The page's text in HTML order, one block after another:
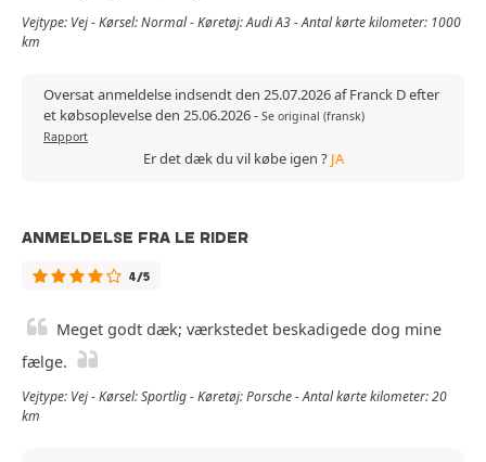
Vejtype: Vej - Kørsel: Normal - Køretøj: Audi A3 - Antal kørte kilometer: 1000
km
Oversat anmeldelse indsendt den 25.07.2026 af Franck D efter
et købsoplevelse den 25.06.2026- Se original (fransk)
Rapport
Er det dæk du vil købe igen ? JA
ANMELDELSE FRA LE RIDER
4/5
Meget godt dæk; værkstedet beskadigede dog mine
fælge.
Vejtype: Vej - Kørsel: Sportlig - Køretøj: Porsche - Antal kørte kilometer: 20
km